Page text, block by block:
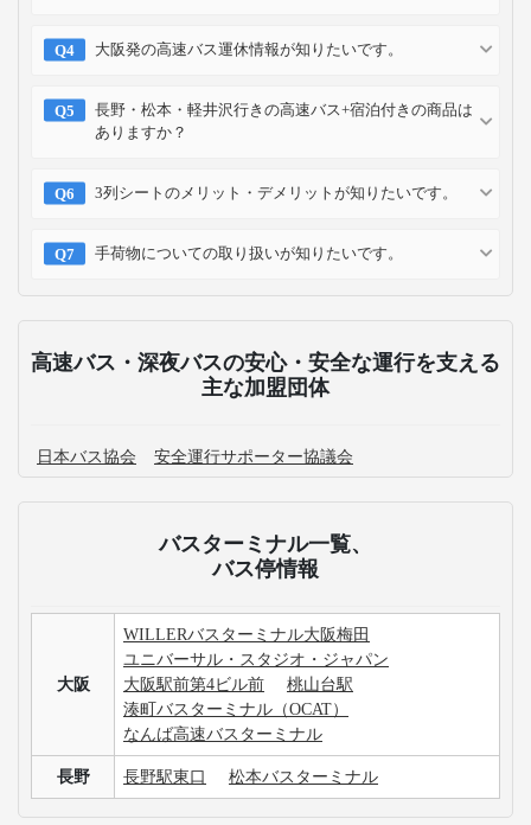
大阪発の高速バス運休情報が知りたいです。
長野・松本・軽井沢行きの高速バス+宿泊付きの商品は
ありますか？
3列シートのメリット・デメリットが知りたいです。
手荷物についての取り扱いが知りたいです。
高速バス・深夜バスの安心・安全な運行を支える
主な加盟団体
日本バス協会 安全運行サポーター協議会
バスターミナル一覧、
バス停情報
大阪
WILLERバスターミナル大阪梅田
ユニバーサル・スタジオ・ジャパン
大阪駅前第4ビル前
桃山台駅
湊町バスターミナル（OCAT）
なんば高速バスターミナル
長野 長野駅東口 松本バスターミナル